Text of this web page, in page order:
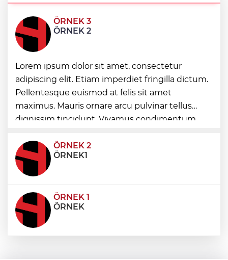
İstanbul İtfaiyesi’nden yangın riskine
karşı videolu uyarı
TBMM'nin ana binası YES-TR'de 'çok iyi'
olarak sertifikalandırıldı
Bakan Göktaş: Terörsüz Türkiye tarihi bir
adımdır
ÖRNEK 3
ÖRNEK 2
Lorem ipsum dolor sit amet, consectetur
adipiscing elit. Etiam imperdiet fringilla dictum.
Pellentesque euismod at felis sit amet
maximus. Mauris ornare arcu pulvinar tellus
dignissim tincidunt. Vivamus condimentum
condimentum eros et, faucibus sapien. Praese
ÖRNEK 2
ÖRNEK1
ÖRNEK 1
ÖRNEK